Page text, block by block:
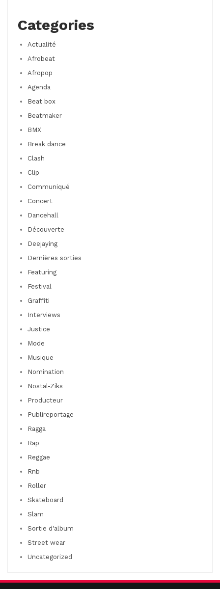
Categories
Actualité
Afrobeat
Afropop
Agenda
Beat box
Beatmaker
BMX
Break dance
Clash
Clip
Communiqué
Concert
Dancehall
Découverte
Deejaying
Dernières sorties
Featuring
Festival
Graffiti
Interviews
Justice
Mode
Musique
Nomination
Nostal-Ziks
Producteur
Publireportage
Ragga
Rap
Reggae
Rnb
Roller
Skateboard
Slam
Sortie d'album
Street wear
Uncategorized